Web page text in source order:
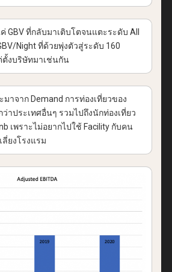
GBV ที่กลับมาเติบโตจนแตะระดับ All
Night ที่ด้วยพุ่งตัวสู่ระดับ 160
ตั้งบริษัทมาเช่นกัน
าจาก Demand การท่องเที่ยวของ
าประเทศอื่นๆ รวมไปถึงนักท่องเที่ยว
เพราะไม่อยากไปใช้ Facility กับคน
ยงโรงแรม